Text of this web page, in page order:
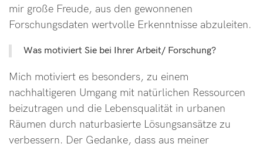
mir große Freude, aus den gewonnenen
Forschungsdaten wertvolle Erkenntnisse abzuleiten.
Was motiviert Sie bei Ihrer Arbeit/ Forschung?
Mich motiviert es besonders, zu einem
nachhaltigeren Umgang mit natürlichen Ressourcen
beizutragen und die Lebensqualität in urbanen
Räumen durch naturbasierte Lösungsansätze zu
verbessern. Der Gedanke, dass aus meiner